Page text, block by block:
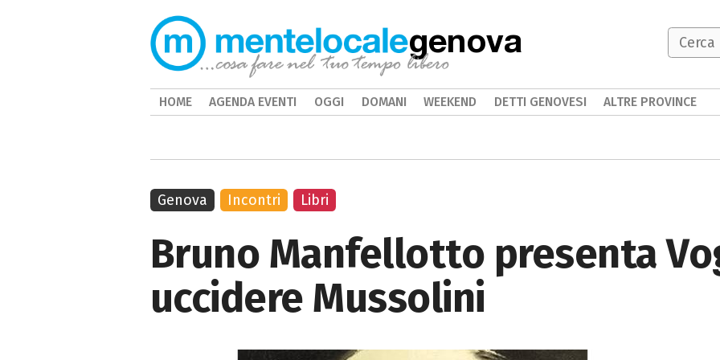
Bruno Manfellotto presenta
uccidere Mussolini
Genova Incontri Libri
genova
HOME AGENDA EVENTI OGGI DOMANI WEEKEND DETTI GENOVESI ALTRE PROVINCE